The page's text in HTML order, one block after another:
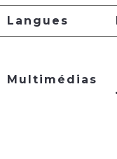
Langues
Multimédias